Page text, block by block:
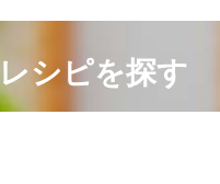
レシピを探す